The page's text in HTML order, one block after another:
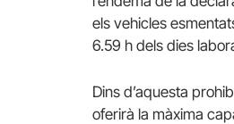
els vehicles
6.59 h dels dies
Dins d’aquesta
oferirà la màxima